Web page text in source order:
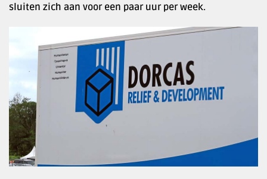
sluiten zich aan voor een paar uur per week.